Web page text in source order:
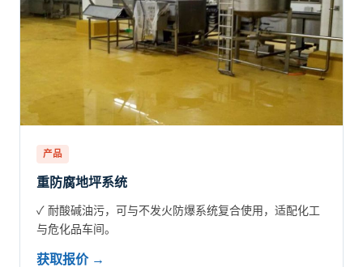
产品
重防腐地坪系统
✓ 耐酸碱油污，可与不发火防爆系统复合使用，适配化工
与危化品车间。
获取报价 →